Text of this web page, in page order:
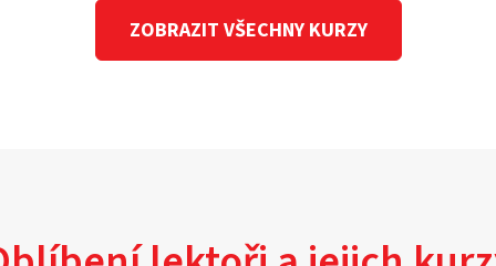
ZOBRAZIT VŠECHNY KURZY